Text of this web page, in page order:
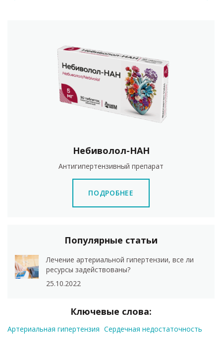
Небиволол-НАН
Антигипертензивный препарат
ПОДРОБНЕЕ
Популярные статьи
Лечение артериальной гипертензии, все ли
ресурсы задействованы?
25.10.2022
Ключевые слова:
Артериальная гипертензия Сердечная недостаточность